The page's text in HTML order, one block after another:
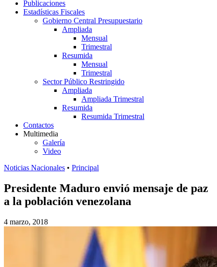
Publicaciones
Estadísticas Fiscales
Gobierno Central Presupuestario
Ampliada
Mensual
Trimestral
Resumida
Mensual
Trimestral
Sector Público Restringido
Ampliada
Ampliada Trimestral
Resumida
Resumida Trimestral
Contactos
Multimedia
Galería
Video
Noticias Nacionales • Principal
Presidente Maduro envió mensaje de paz
a la población venezolana
4 marzo, 2018